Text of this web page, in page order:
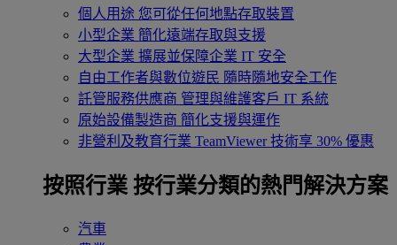
個人用途 您可從任何地點存取裝置
小型企業 簡化遠端存取與支援
大型企業 擴展並保障企業 IT 安全
自由工作者與數位遊民 隨時隨地安全工作
託管服務供應商 管理與維護客戶 IT 系統
原始設備製造商 簡化支援與運作
非營利及教育行業 TeamViewer 技術享 30% 優惠
按照行業 按行業分類的熱門解決方案
汽車